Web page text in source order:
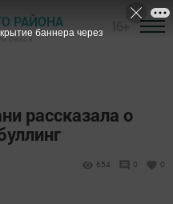
РАЙОНА
район
рассказала о
654 0 0
баннера через